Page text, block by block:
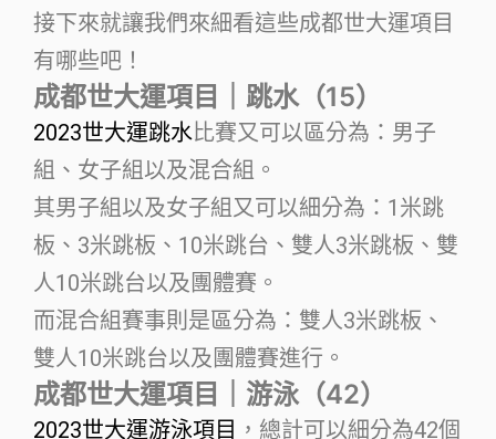
接下來就讓我們來細看這些成都世大運項目
有哪些吧！
成都世大運項目｜跳水（15）
2023世大運跳水比賽又可以區分為：男子
組、女子組以及混合組。
其男子組以及女子組又可以細分為：1米跳
板、3米跳板、10米跳台、雙人3米跳板、雙
人10米跳台以及團體賽。
而混合組賽事則是區分為：雙人3米跳板、
雙人10米跳台以及團體賽進行。
成都世大運項目｜游泳（42）
2023世大運游泳項目 ，總計可以細分為42個